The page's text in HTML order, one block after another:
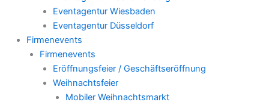
Eventagentur Wiesbaden
Eventagentur Düsseldorf
Firmenevents
Firmenevents
Eröffnungsfeier / Geschäftseröffnung
Weihnachtsfeier
Mobiler Weihnachtsmarkt